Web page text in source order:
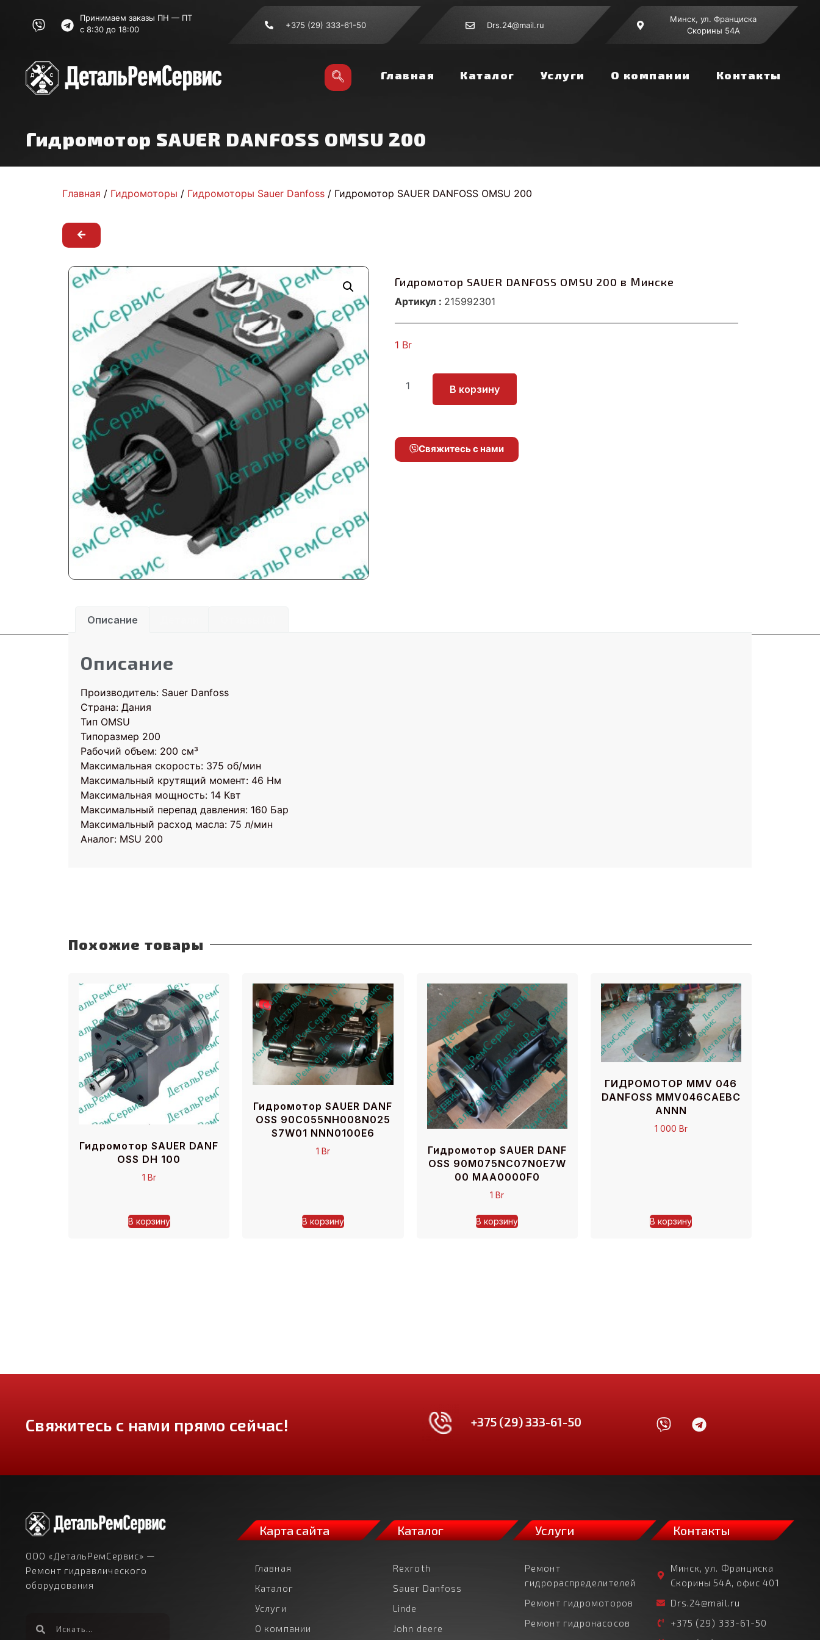
Принимаем заказы ПН — ПТ
с 8:30 до 18:00
+375 (29) 333-61-50 Drs.24@mail.ru
Минск, ул. Франциска
Скорины 54А
Главная Каталог Услуги О компании Контакты
Гидромотор SAUER DANFOSS OMSU 200
Главная / Гидромоторы / Гидромоторы Sauer Danfoss / Гидромотор SAUER DANFOSS OMSU 200
Гидромотор SAUER DANFOSS OMSU 200 в Минске
Артикул : 215992301
1 Br
В корзину
Свяжитесь с нами
Описание
Описание
Производитель: Sauer Danfoss
Страна: Дания
Тип OMSU
Типоразмер 200
Рабочий объем: 200 см³
Максимальная скорость: 375 об/мин
Максимальный крутящий момент: 46 Нм
Максимальная мощность: 14 Квт
Максимальный перепад давления: 160 Бар
Максимальный расход масла: 75 л/мин
Аналог: MSU 200
Похожие товары
Гидромотор SAUER DANF
OSS DH 100
1 Br
В корзину
Гидромотор SAUER DANF
OSS 90C055NH008N025
S7W01 NNN0100E6
1 Br
В корзину
Гидромотор SAUER DANF
OSS 90M075NC07N0E7W
00 MAA0000F0
1 Br
В корзину
ГИДРОМОТОР MMV 046
DANFOSS MMV046CAEBC
ANNN
1 000 Br
В корзину
Свяжитесь с нами прямо сейчас! +375 (29) 333-61-50
ООО «ДетальРемСервис» —
Ремонт гидравлического
оборудования
Карта сайта
Главная
Каталог
Услуги
О компании
Каталог
Rexroth
Sauer Danfoss
Linde
John deere
Услуги
Ремонт
гидрораспределителей
Ремонт гидромоторов
Ремонт гидронасосов
Контакты
Минск, ул. Франциска
Скорины 54А, офис 401
Drs.24@mail.ru
+375 (29) 333-61-50